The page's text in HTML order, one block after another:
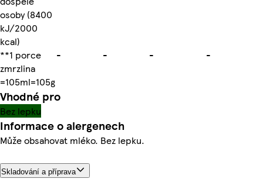
osoby (8400
kJ/2000
kcal)
**1 porce
zmrzlina
=105ml=105g
- - - -
Vhodné pro
Bez lepku
Informace o alergenech
Může obsahovat mléko. Bez lepku.
Skladování a příprava